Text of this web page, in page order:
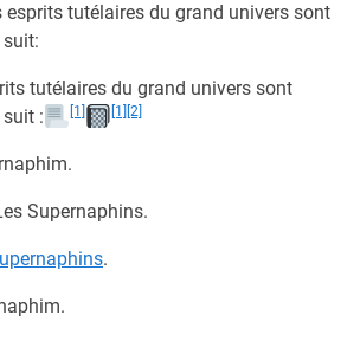
esprits tutélaires du grand univers sont
tutélaires du grand univers sont
:
[1] [1] [2]
Supernaphins.
.